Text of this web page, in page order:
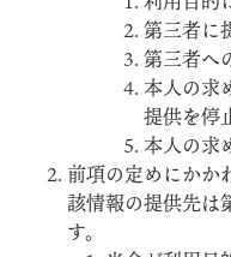
第三者に
第三者へ
本人の求
提供を停
本人の求
前項の定めにかか
該情報の提供先は
す。